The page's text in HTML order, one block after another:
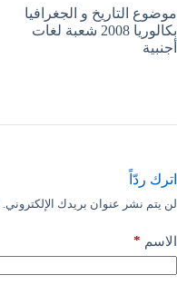
موضوع التاريخ و الجغرافيا
بكالوريا 2008 شعبة لغات
أجنبية
اترك ردّاً
لن يتم نشر عنوان بريدك الإلكتروني.
الاسم *